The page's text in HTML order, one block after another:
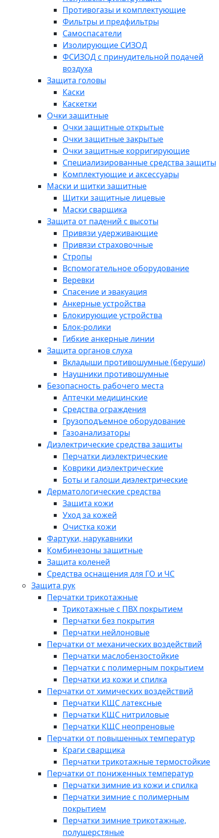
Противогазы и комплектующие
Фильтры и предфильтры
Самоспасатели
Изолирующие СИЗОД
ФСИЗОД с принудительной подачей
воздуха
Защита головы
Каски
Каскетки
Очки защитные
Очки защитные открытые
Очки защитные закрытые
Очки защитные корригирующие
Специализированные средства защиты
Комплектующие и аксессуары
Маски и щитки защитные
Щитки защитные лицевые
Маски сварщика
Защита от падений с высоты
Привязи удерживающие
Привязи страховочные
Стропы
Вспомогательное оборудование
Веревки
Спасение и эвакуация
Анкерные устройства
Блокирующие устройства
Блок-ролики
Гибкие анкерные линии
Защита органов слуха
Вкладыши противошумные (беруши)
Наушники противошумные
Безопасность рабочего места
Аптечки медицинские
Средства ограждения
Грузоподъемное оборудование
Газоанализаторы
Диэлектрические средства защиты
Перчатки диэлектрические
Коврики диэлектрические
Боты и галоши диэлектрические
Дерматологические средства
Защита кожи
Уход за кожей
Очистка кожи
Фартуки, нарукавники
Комбинезоны защитные
Защита коленей
Средства оснащения для ГО и ЧС
Защита рук
Перчатки трикотажные
Трикотажные с ПВХ покрытием
Перчатки без покрытия
Перчатки нейлоновые
Перчатки от механических воздействий
Перчатки маслобензостойкие
Перчатки с полимерным покрытием
Перчатки из кожи и спилка
Перчатки от химических воздействий
Перчатки КЩС латексные
Перчатки КЩС нитриловые
Перчатки КЩС неопреновые
Перчатки от повышенных температур
Краги сварщика
Перчатки трикотажные термостойкие
Перчатки от пониженных температур
Перчатки зимние из кожи и спилка
Перчатки зимние с полимерным
покрытием
Перчатки зимние трикотажные,
полушерстяные